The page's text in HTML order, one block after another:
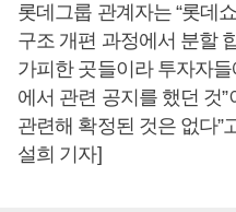
롯데그룹 관계자는 “롯데
구조 개편 과정에서 분할
가피한 곳들이라 투자자
에서 관련 공지를 했던 것
관련해 확정된 것은 없다”
설희 기자]